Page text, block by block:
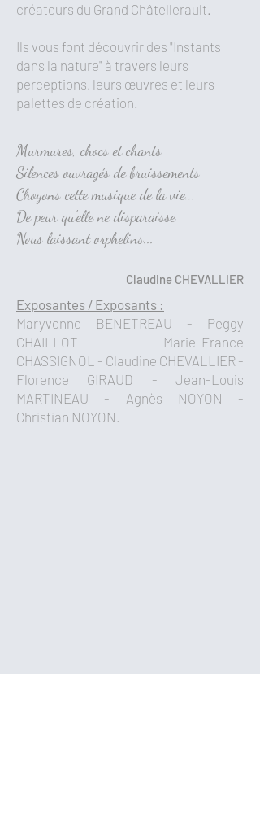
créateurs du Grand Châtellerault.
Ils vous font découvrir des "Instants
dans la nature" à travers leurs
perceptions, leurs œuvres et leurs
palettes de création.
Murmures, chocs et chants
Silences ouvragés de bruissements
Choyons cette musique de la vie...
De peur qu'elle ne disparaisse
Nous laissant orphelins...
Claudine CHEVALLIER
Exposantes / Exposants :
Maryvonne BENETREAU - Peggy
CHAILLOT - Marie-France
CHASSIGNOL - Claudine CHEVALLIER -
Florence GIRAUD - Jean-Louis
MARTINEAU - Agnès NOYON -
Christian NOYON.